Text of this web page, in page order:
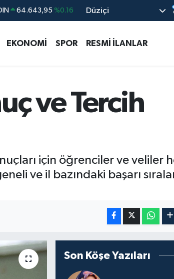
DOLAR 47,6704 %0
55,0406 %-0.08
%70
Düziçi
EKONOMİ SPOR RESMİ İLANLAR
ve Tercih
için öğrenciler ve veliler
ve il bazındaki başarı
Son Köşe Yazıları